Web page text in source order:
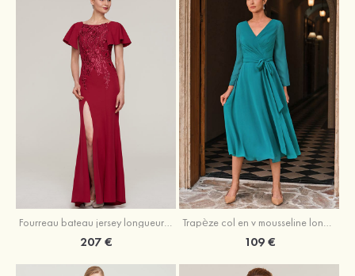
207 € 109 €